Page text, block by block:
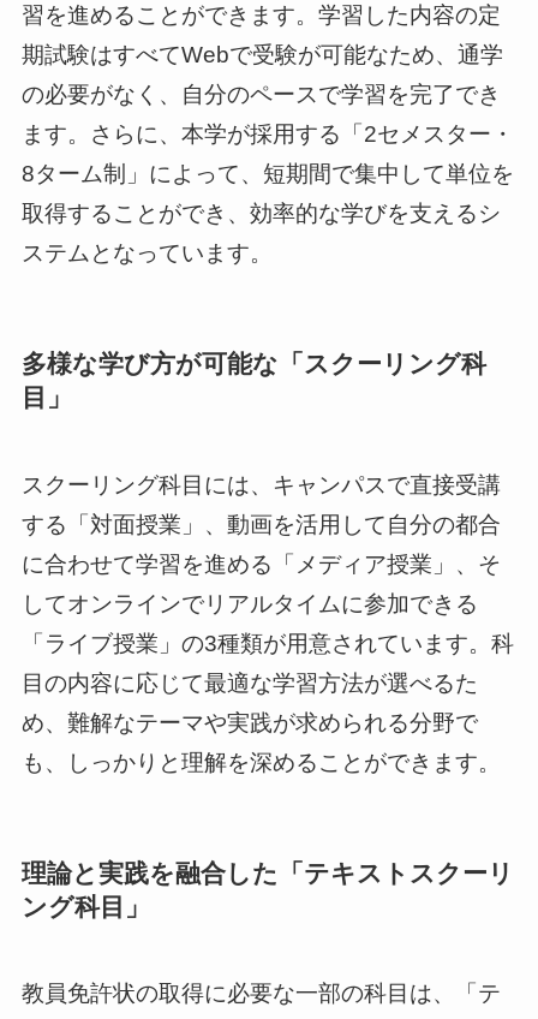
習を進めることができます。学習した内容の定
期試験はすべてWebで受験が可能なため、通学
の必要がなく、自分のペースで学習を完了でき
ます。さらに、本学が採用する「2セメスター・
8ターム制」によって、短期間で集中して単位を
取得することができ、効率的な学びを支えるシ
ステムとなっています。
多様な学び方が可能な「スクーリング科
目」
スクーリング科目には、キャンパスで直接受講
する「対面授業」、動画を活用して自分の都合
に合わせて学習を進める「メディア授業」、そ
してオンラインでリアルタイムに参加できる
「ライブ授業」の3種類が用意されています。科
目の内容に応じて最適な学習方法が選べるた
め、難解なテーマや実践が求められる分野で
も、しっかりと理解を深めることができます。
理論と実践を融合した「テキストスクーリ
ング科目」
教員免許状の取得に必要な一部の科目は、「テ